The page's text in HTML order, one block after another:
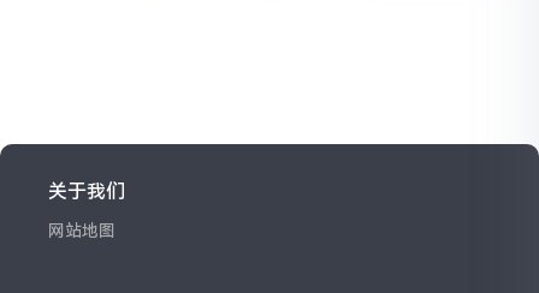
关于我们
网站地图